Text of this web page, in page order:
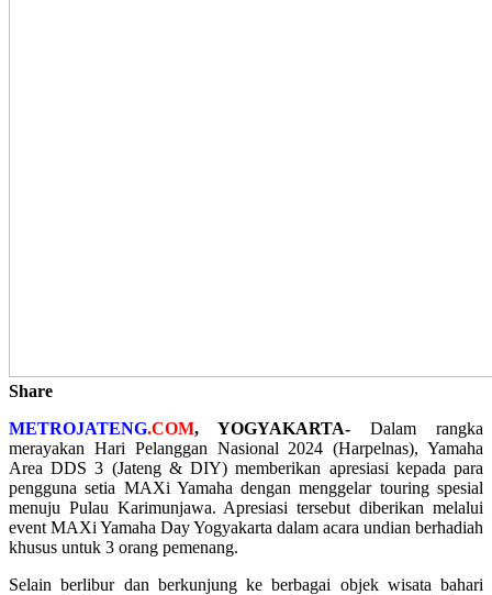
Share
METROJATENG.COM, YOGYAKARTA- Dalam rangka
merayakan Hari Pelanggan Nasional 2024 (Harpelnas), Yamaha
Area DDS 3 (Jateng & DIY) memberikan apresiasi kepada para
pengguna setia MAXi Yamaha dengan menggelar touring spesial
menuju Pulau Karimunjawa. Apresiasi tersebut diberikan melalui
event MAXi Yamaha Day Yogyakarta dalam acara undian berhadiah
khusus untuk 3 orang pemenang.
Selain berlibur dan berkunjung ke berbagai objek wisata bahari